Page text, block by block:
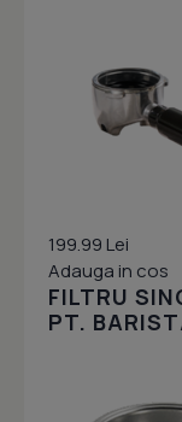
199.99 Lei
Adauga in cos
FILTRU
PT.